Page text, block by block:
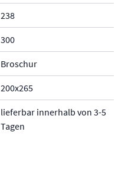
238
300
Broschur
200x265
lieferbar innerhalb von 3-5
Tagen